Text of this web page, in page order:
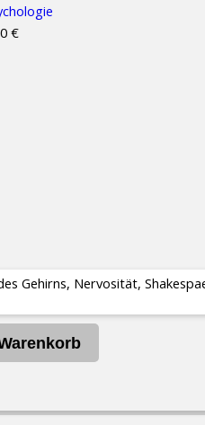
€
Gehirns, Nervosität,